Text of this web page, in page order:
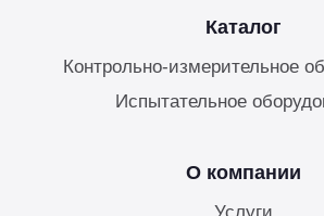
Каталог
Контрольно-измерительное
Испытательное
О компании